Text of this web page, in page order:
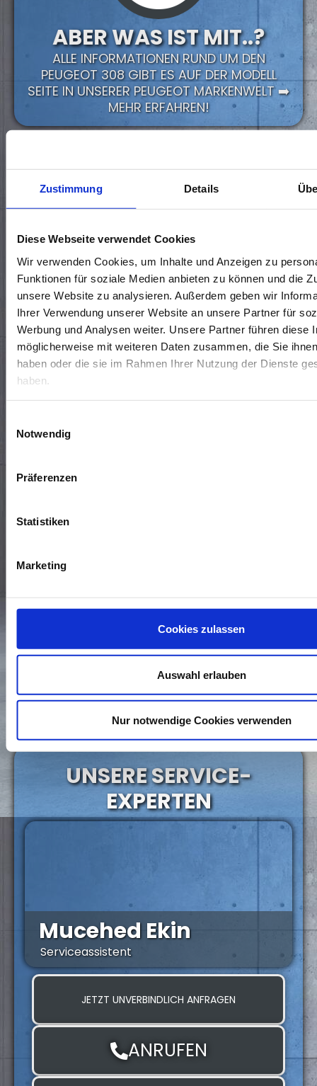
Zustimmung Details
Diese Webseite verwendet Cookies
Wir verwenden Cookies, um Inhalte und Anzeigen zu
Funktionen für soziale Medien anbieten zu können und die
unsere Website zu analysieren. Außerdem geben wir
Ihrer Verwendung unserer Website an unsere Partner für
Werbung und Analysen weiter. Unsere Partner führen diese
möglicherweise mit weiteren Daten zusammen, die Sie
haben oder die sie im Rahmen Ihrer Nutzung der Dienste
haben.
Notwendig
Präferenzen
Statistiken
Marketing
Cookies zulassen
Auswahl erlauben
Nur notwendige Cookies verwenden
ABER WAS IST MIT..?
ALLE INFORMATIONEN RUND UM DEN
PEUGEOT 308 GIBT ES AUF DER MODELL
SEITE IN UNSERER PEUGEOT MARKENWELT ➡️
MEHR ERFAHREN!
UNSERE SERVICE-
EXPERTEN
Mucehed Ekin
Serviceassistent
JETZT UNVERBINDLICH ANFRAGEN
ANRUFEN
KONTAKTIERE UNS 🤝
Standort wählen*
Termin vereinbaren
Allgemeine Frage
Angaben machen Sie auf freiwilliger Basis. Zur Bearbeitung
Sie uns in dem Kontaktformular zur Verfügung stellen. Wenn
Sie wissen möchten, wie wir mit Ihren personenbezogenen
Daten umgehen, können Sie dies in unsererDaten­schutz­
erklärungnachlesen.